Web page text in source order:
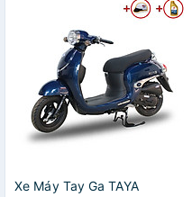
Xe Máy Tay Ga TAYA